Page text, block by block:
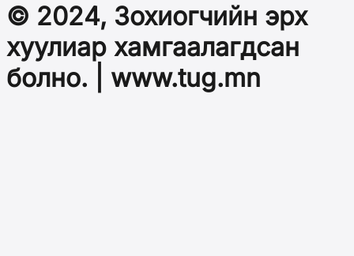
© 2024, Зохиогчийн эрх
хуулиар хамгаалагдсан
болно. | www.tug.mn